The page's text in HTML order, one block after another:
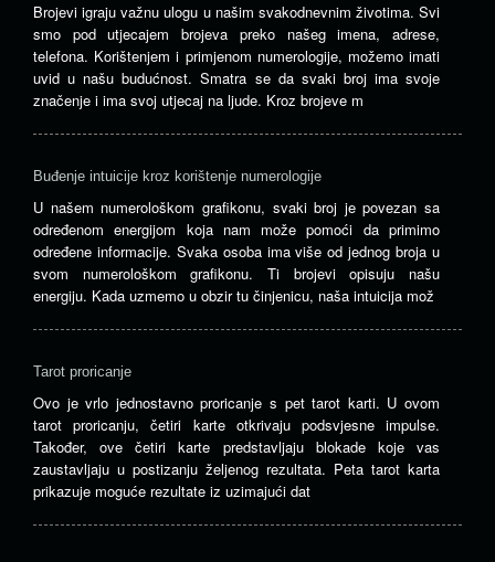
Brojevi igraju važnu ulogu u našim svakodnevnim životima. Svi
smo pod utjecajem brojeva preko našeg imena, adrese,
telefona. Korištenjem i primjenom numerologije, možemo imati
uvid u našu budućnost. Smatra se da svaki broj ima svoje
značenje i ima svoj utjecaj na ljude. Kroz brojeve m
Buđenje intuicije kroz korištenje numerologije
U našem numerološkom grafikonu, svaki broj je povezan sa
određenom energijom koja nam može pomoći da primimo
određene informacije. Svaka osoba ima više od jednog broja u
svom numerološkom grafikonu. Ti brojevi opisuju našu
energiju. Kada uzmemo u obzir tu činjenicu, naša intuicija mož
Tarot proricanje
Ovo je vrlo jednostavno proricanje s pet tarot karti. U ovom
tarot proricanju, četiri karte otkrivaju podsvjesne impulse.
Također, ove četiri karte predstavljaju blokade koje vas
zaustavljaju u postizanju željenog rezultata. Peta tarot karta
prikazuje moguće rezultate iz uzimajući dat